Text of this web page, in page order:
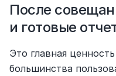
После
и готовые
Это главная
большинства